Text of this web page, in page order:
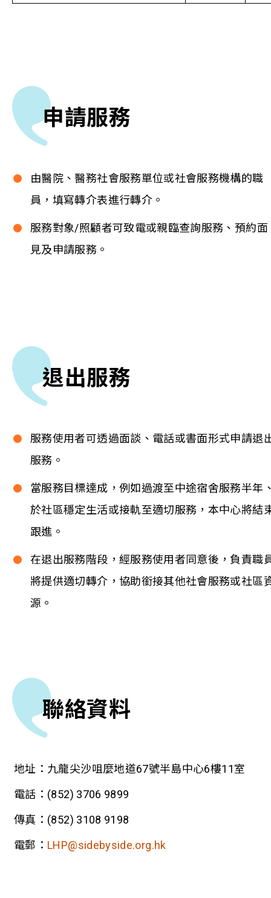
申請服務
由醫院、醫務社會服務單位或社會服務機構的職
員，填寫轉介表進行轉介。
服務對象/照顧者可致電或親臨查詢服務、預約面
見及申請服務。
退出服務
服務使用者可透過面談、電話或書面形式申請退
服務。
當服務目標達成，例如過渡至中途宿舍服務半年
於社區穩定生活或接軌至適切服務，本中心將結
跟進。
在退出服務階段，經服務使用者同意後，負責職
將提供適切轉介，協助銜接其他社會服務或社區
源。
聯絡資料
地址：九龍尖沙咀麼地道67號半島中心6樓11室
電話： (852) 3706 9899
傳真： (852) 3108 9198
電郵： LHP@sidebyside.org.hk